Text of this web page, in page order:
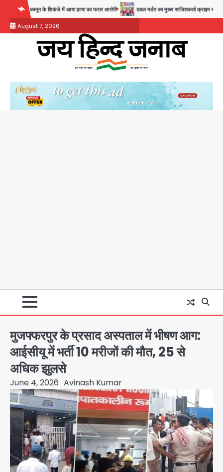
content
के शिकंजे में आया हत्या का फरार आरोपी डबल मर्डर का मुख्य साजिशकर्ता क्राइम ब्रांच के हत्थे
August 7, 2026
मुजफ्फरपुर के प्रसाद अस्पताल में भीषण आग:
आईसीयू में भर्ती 10 मरीजों की मौत, 25 से
अधिक झुलसे
June 4, 2026 Avinash Kumar